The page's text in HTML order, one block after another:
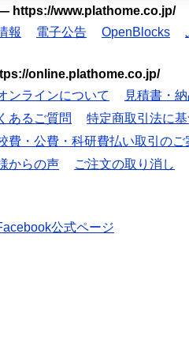
https://www.plathome.co.jp/
報 電子公告 OpenBlocks
online.plathome.co.jp/
ンラインについて
見積書・
あるご質問
特定商取引法に
費・公費・科研費払い取引のご
からの声 ご注文の取り消し
公式ページ